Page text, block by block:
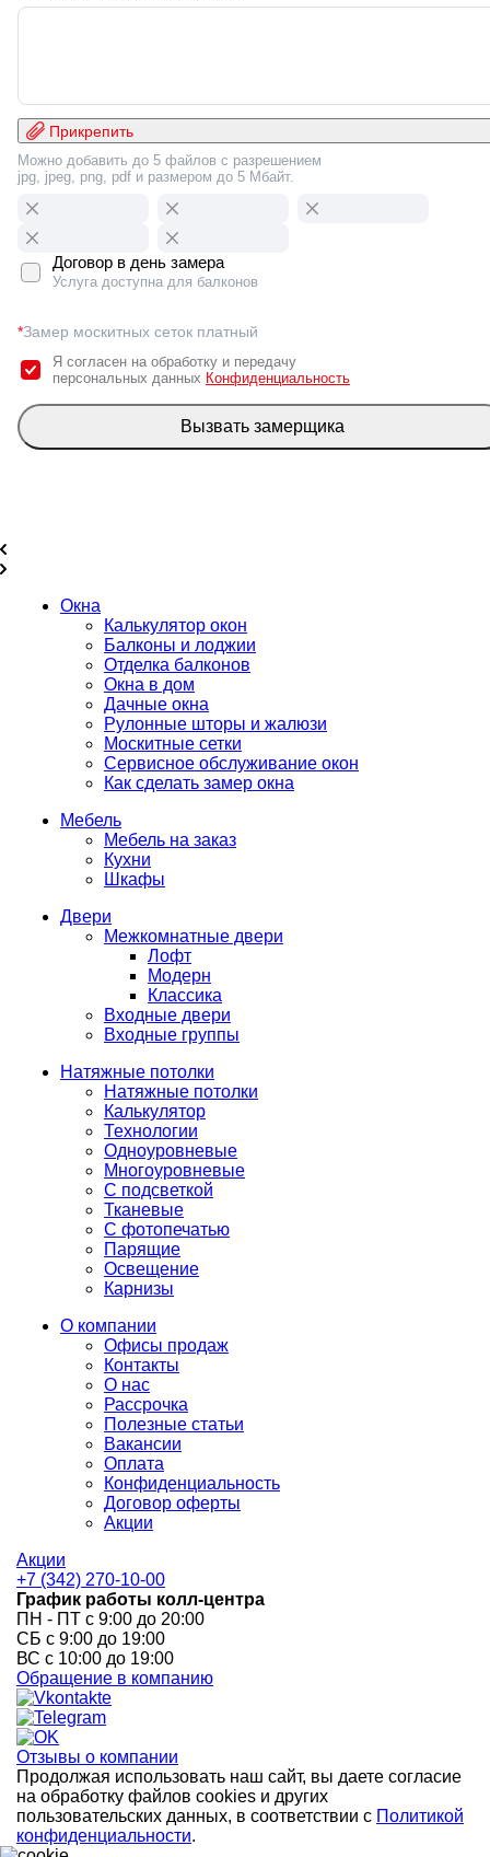
Прикрепить
Можно добавить до 5 файлов с разрешением
jpg, jpeg, png, pdf и размером до 5 Мбайт.
Договор в день замера
Услуга доступна для балконов
*Замер москитных сеток платный
Я согласен на обработку и передачу
персональных данных Конфиденциальность
Вызвать замерщика
Окна
Калькулятор окон
Балконы и лоджии
Отделка балконов
Окна в дом
Дачные окна
Рулонные шторы и жалюзи
Москитные сетки
Сервисное обслуживание окон
Как сделать замер окна
Мебель
Мебель на заказ
Кухни
Шкафы
Двери
Межкомнатные двери
Лофт
Модерн
Классика
Входные двери
Входные группы
Натяжные потолки
Натяжные потолки
Калькулятор
Технологии
Одноуровневые
Многоуровневые
С подсветкой
Тканевые
С фотопечатью
Парящие
Освещение
Карнизы
О компании
Офисы продаж
Контакты
О нас
Рассрочка
Полезные статьи
Вакансии
Оплата
Конфиденциальность
Договор оферты
Акции
Акции
+7 (342) 270-10-00
График работы колл-центра
ПН - ПТ с 9:00 до 20:00
СБ с 9:00 до 19:00
ВС с 10:00 до 19:00
Обращение в компанию
Отзывы о компании
Продолжая использовать наш сайт, вы даете согласие
на обработку файлов cookies и других
пользовательских данных, в соответствии с Политикой
конфиденциальности.